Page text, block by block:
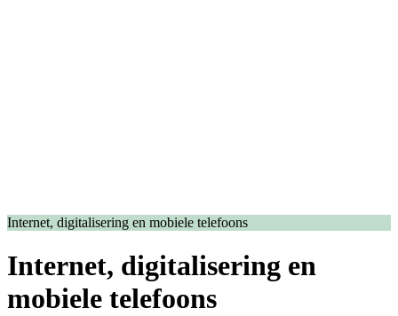
Internet, digitalisering en mobiele telefoons
Internet, digitalisering en
mobiele telefoons